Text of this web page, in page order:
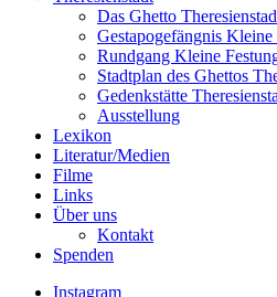
Das Ghetto
Gestapogefängnis Kleine
Rundgang Kleine
Stadtplan des Ghettos
Gedenkstätte
Ausstellung
Lexikon
Literatur/Medien
Filme
Links
Über uns
Kontakt
Spenden
Instagram